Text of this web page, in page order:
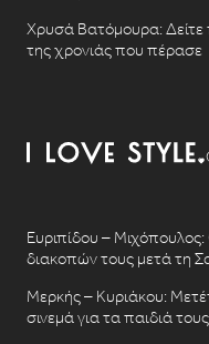
Χρυσά Βατόμουρα: Δείτε
της χρονιάς που πέρασε
Ευριπίδου –
διακοπών τους μετά τη
Μερκής – Κυριάκου:
σινεμά για τα παιδιά